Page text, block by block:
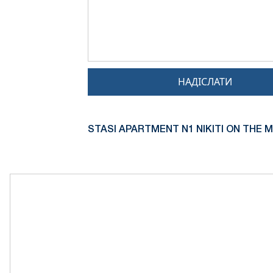
НАДІСЛАТИ
STASI APARTMENT N1 NIKITI ON THE